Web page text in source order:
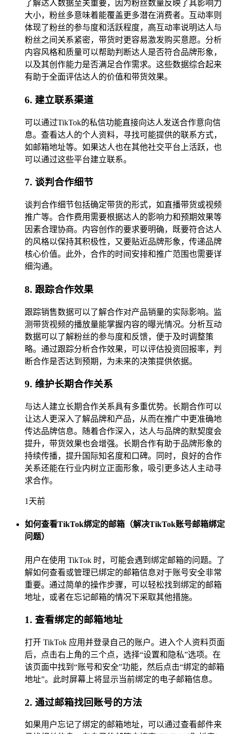
了解达人数据至关重要，因为粉丝数量反映了其影响力
大小，粉丝多意味着能覆盖更多潜在消费者。互动率则
体现了粉丝的参与度和活跃程度，高互动率说明达人与
粉丝之间关系紧密，带货时更容易激发购买意愿。分析
内容风格和质量可以帮助判断达人是否符合品牌形象，
以及其创作能力是否满足合作需求。这些数据综合起来
有助于全面评估达人的价值和带货效果。
6. 建立联系渠道
可以通过TikTok的私信功能直接向达人发送合作意向信
息。查看达人的个人资料，寻找可能提供的联系方式，
如邮箱地址等。如果达人也在其他社交平台上活跃，也
可以通过这些平台建立联系。
7. 谈判合作细节
谈判合作细节包括确定带货的形式，如直播带货或视频
推广等。合作费用需要根据达人的影响力和预期效果等
因素合理协商。内容创作的要求要明确，既要符合达人
的风格以保持其积极性，又要贴近品牌形象，传递品牌
核心价值。此外，合作的时间安排和推广范围也需要详
细沟通。
8. 跟踪合作效果
跟踪销售数据可以了解合作对产品销量的实际影响。监
测带货视频的播放量能掌握内容的曝光情况。分析互动
数据可以了解粉丝的参与度和反馈，便于及时调整策
略。通过跟踪分析合作效果，可以评估投资回报率，判
断合作是否达到预期，为未来的决策提供依据。
9. 维护长期合作关系
与达人建立长期合作关系具有多重优势。长期合作可以
让达人更深入了解品牌和产品，从而在推广中更准确地
传达品牌信息。随着合作深入，达人与品牌的默契度会
提升，带货效果也会增强。长期合作有助于品牌形象的
持续传播，提升国际知名度和口碑。同时，良好的合作
关系还能在行业内树立正面形象，吸引更多达人主动寻
求合作。
1天前
如何查看TikTok绑定的邮箱（解决TikTok账号邮箱绑定
问题）
用户在使用 TikTok 时，可能会遇到绑定邮箱的问题。了
解如何查看或管理已绑定的邮箱信息对于账号安全非常
重要。通过简单的操作步骤，可以轻松找到绑定的邮箱
地址，或者在忘记邮箱的情况下采取其他措施。
1. 查看绑定的邮箱地址
打开 TikTok 应用并登录自己的账户。进入个人资料页面
后，点击右上角的三个点，选择“设置和隐私”选项。在
该页面中找到“账号和安全”功能，然后点击“绑定的邮箱
地址”。此时屏幕上将显示当前绑定的电子邮箱信息。
2. 通过邮箱找回账号的方法
如果用户忘记了绑定的邮箱地址，可以通过查看邮件来